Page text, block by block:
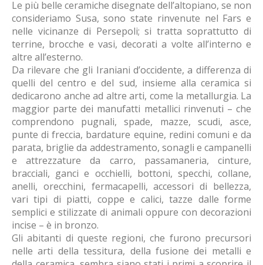
Le più belle ceramiche disegnate dell’altopiano, se non
consideriamo Susa, sono state rinvenute nel Fars e
nelle vicinanze di Persepoli; si tratta soprattutto di
terrine, brocche e vasi, decorati a volte all’interno e
altre all’esterno.
Da rilevare che gli Iraniani d’occidente, a differenza di
quelli del centro e del sud, insieme alla ceramica si
dedicarono anche ad altre arti, come la metallurgia. La
maggior parte dei manufatti metallici rinvenuti – che
comprendono pugnali, spade, mazze, scudi, asce,
punte di freccia, bardature equine, redini comuni e da
parata, briglie da addestramento, sonagli e campanelli
e attrezzature da carro, passamaneria, cinture,
bracciali, ganci e occhielli, bottoni, specchi, collane,
anelli, orecchini, fermacapelli, accessori di bellezza,
vari tipi di piatti, coppe e calici, tazze dalle forme
semplici e stilizzate di animali oppure con decorazioni
incise – è in bronzo.
Gli abitanti di queste regioni, che furono precursori
nelle arti della tessitura, della fusione dei metalli e